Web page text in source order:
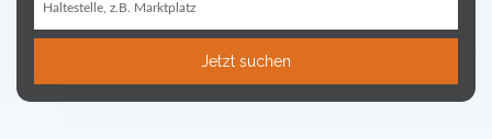
Haltestelle, z.B. Marktplatz
Jetzt suchen